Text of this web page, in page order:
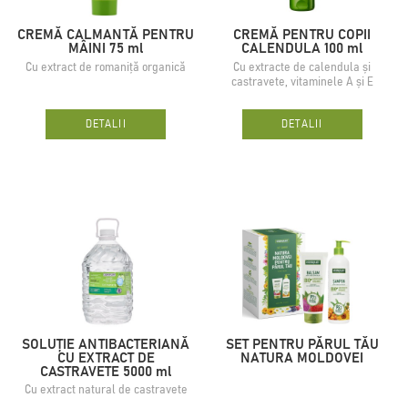
CREMĂ CALMANTĂ PENTRU
MÂINI 75 ml
Сu extract de romaniță organică
DETALII
CREMĂ PENTRU COPII
CALENDULA 100 ml
Cu extracte de calendula și
castravete, vitaminele A și E
DETALII
SOLUȚIE ANTIBACTERIANĂ
CU EXTRACT DE
CASTRAVETE 5000 ml
Cu extract natural de castravete
SET PENTRU PĂRUL TĂU
NATURA MOLDOVEI